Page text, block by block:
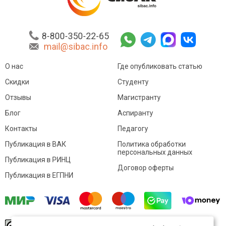
8-800-350-22-65
mail@sibac.info
О нас
Скидки
Отзывы
Блог
Контакты
Где опубликовать статью
Студенту
Магистранту
Аспиранту
Педагогу
Публикация в ВАК
Публикация в РИНЦ
Публикация в ЕГПНИ
Политика обработки
персональных данных
Договор оферты